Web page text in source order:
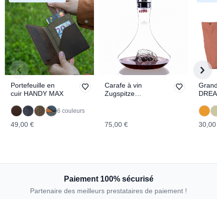
Portefeuille en
cuir HANDY MAX
6 couleurs
49,00 €
Carafe à vin
Zugspitze
75,00 €
Paiement 100% sécurisé
Partenaire des meilleurs prestataires de paiement !